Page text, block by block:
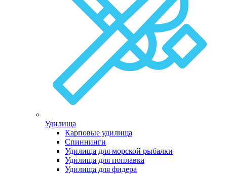
Удилища
Карповые удилища
Спиннинги
Удилища для морской рыбалки
Удилища для поплавка
Удилища для фидера